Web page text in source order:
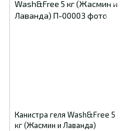
Канистра геля Wash&Free 5
кг (Жасмин и Лаванда)